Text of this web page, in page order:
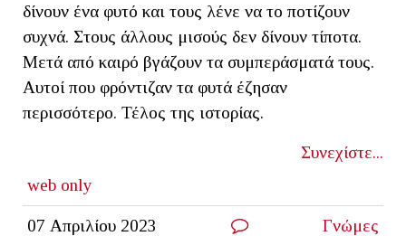
δίνουν ένα φυτό και τους λένε να το ποτίζουν
συχνά. Στους άλλους μισούς δεν δίνουν τίποτα.
Μετά από καιρό βγάζουν τα συμπεράσματά τους.
Αυτοί που φρόντιζαν τα φυτά έζησαν
περισσότερο. Τέλος της ιστορίας.
Συνεχίστε...
web only
07 Απριλίου 2023 Γνώμες